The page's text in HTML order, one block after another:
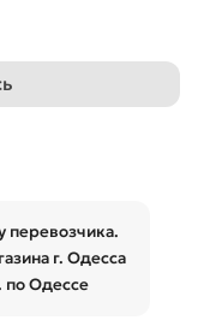
перевозчика.
г. Одесса
по Одессе